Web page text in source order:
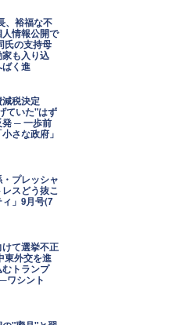
、裕福な不
情報公開で
氏の支持母
も入り込
く進
税決定
ていた"はず
─ 一歩前
さな政府」
プレッシャ
スどう抜こ
」9月号(7
て選挙不正
東外交を進
トランプ
ワシント